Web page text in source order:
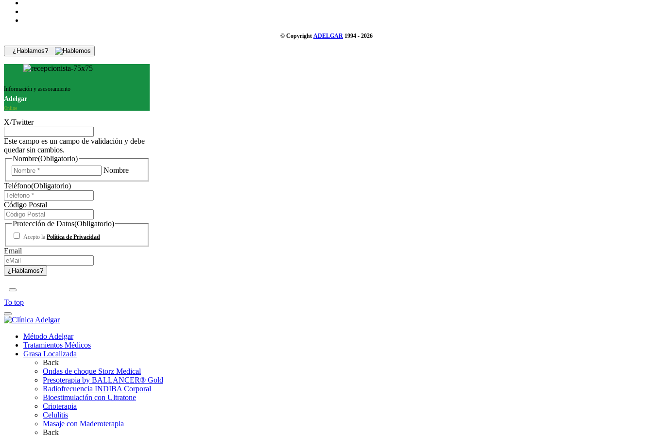
© Copyright ADELGAR 1994 - 2026
¿Hablamos?
Información y asesoramiento
Adelgar
Online
X/Twitter
Este campo es un campo de validación y debe
quedar sin cambios.
Nombre(Obligatorio)
Nombre
Teléfono(Obligatorio)
Código Postal
Protección de Datos(Obligatorio)
Acepto la Política de Privacidad
Email
To top
Método Adelgar
Tratamientos Médicos
Grasa Localizada
Back
Ondas de choque Storz Medical
Presoterapia by BALLANCER® Gold
Radiofrecuencia INDIBA Corporal
Bioestimulación con Ultratone
Crioterapia
Celulitis
Masaje con Maderoterapia
Back